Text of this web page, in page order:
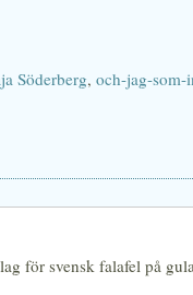
Söderberg, och-jag-som-
för svensk falafel på